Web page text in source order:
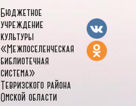
Бюджетное
учреждение
культуры
«Межпоселенческая
библиотечная
система»
Тевризского района
Омской области